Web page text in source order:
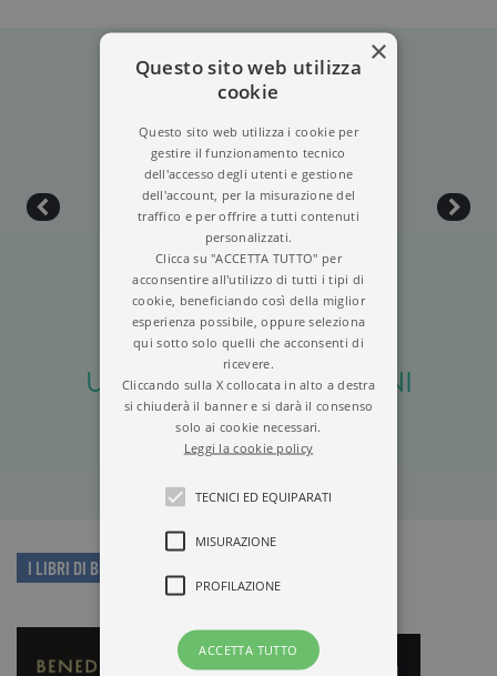
ULTIME CONVERSAZIONI
I LIBRI DI BENEDETTO XVI
×
Questo sito web utilizza
cookie
Questo sito web utilizza i cookie per
gestire il funzionamento tecnico
dell'accesso degli utenti e gestione
dell'account, per la misurazione del
traffico e per offrire a tutti contenuti
personalizzati.
Clicca su "ACCETTA TUTTO" per
acconsentire all'utilizzo di tutti i tipi di
cookie, beneficiando così della miglior
esperienza possibile, oppure seleziona
qui sotto solo quelli che acconsenti di
ricevere.
Cliccando sulla X collocata in alto a destra
si chiuderà il banner e si darà il consenso
solo ai cookie necessari.
Leggi la cookie policy
TECNICI ED EQUIPARATI
MISURAZIONE
PROFILAZIONE
ACCETTA TUTTO